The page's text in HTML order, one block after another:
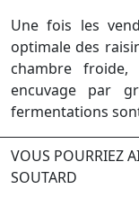
Une fois les
optimale des
chambre
encuvage par
fermentations
VOUS POURRIEZ
SOUTARD